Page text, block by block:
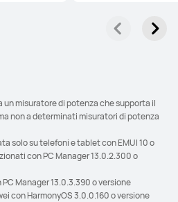
un misuratore di potenza che supporta il
non a determinati misuratori di potenza
solo su telefoni e tablet con EMUI 10 o
con PC Manager 13.0.2.300 o
Manager 13.0.3.390 o versione
con HarmonyOS 3.0.0.160 o versione